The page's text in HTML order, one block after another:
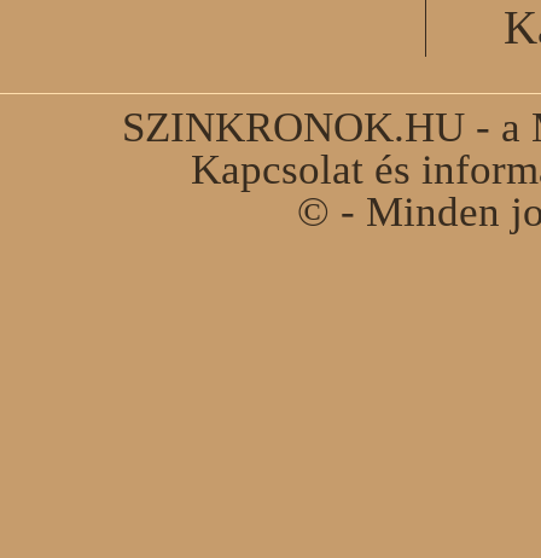
SZINKRONOK.HU - a
Kapcsolat és
© - Minden